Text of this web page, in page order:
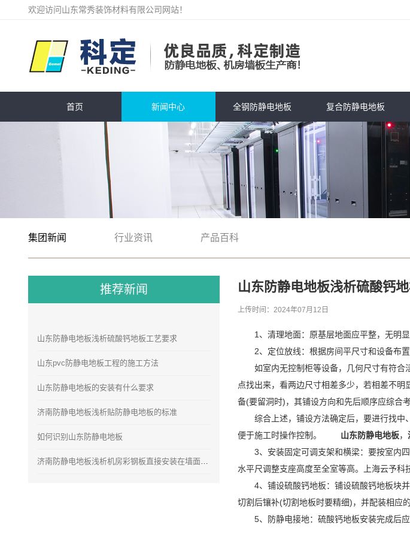
欢迎访问山东常秀装饰材料有限公司网站！
首页 新闻中心 全钢防静电地板 复合防静电地板
集团新闻 行业资讯 产品百科
推荐新闻
山东防静电地板浅析硫酸钙地板工艺要求
山东pvc防静电地板工程的施工方法
山东防静电地板的安装有什么要求
济南防静电地板浅析贴防静电地板的标准
如何识别山东防静电地板
济南防静电地板浅析机房彩钢板直接安装在墙面的安装方法
山东防静电地板浅析硫酸钙
上传时间：2024年07月12日
1、清理地面：原基层地面应平整，无
2、定位放线：根据房间平尺寸和设备
如室内无控制柜等设备，几何尺寸有符
点找出来，看两边尺寸相差多少，若相差不
备(要留洞时)，其铺设方向和先后顺序应综
综合上述，铺设方法确定后，要进行找中
便于施工时操作控制。 山东防静电地板，
3、安装固定可调支架和横梁：要按室内
水平尺调整支座高度至全室等高。上海云予
4、铺设硫酸钙地板：铺设硫酸钙地板块
切割后镶补(切割地板时要精细)，并配装相
5、防静电接地：硫酸钙地板安装完成后